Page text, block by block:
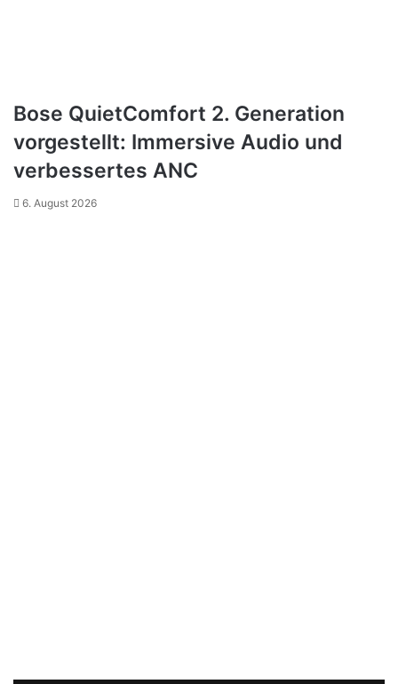
Bose QuietComfort 2. Generation
vorgestellt: Immersive Audio und
verbessertes ANC
6. August 2026